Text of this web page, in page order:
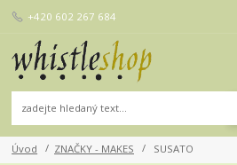
+420 602 267 684
Úvod ZNAČKY - MAKES SUSATO